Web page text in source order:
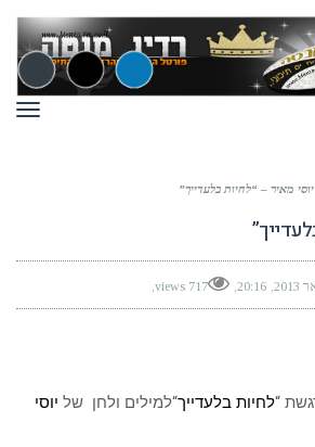
יוסי מאיר – “לחיות בלעדייך”
20:16
717 views
“לחיות בלעדייך“למילים ולחן של יוסי